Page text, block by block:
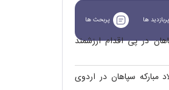
پربازدید ها پربحث ها
در پی اقدام ارزشمند
مبارکه سپاهان در اردوی